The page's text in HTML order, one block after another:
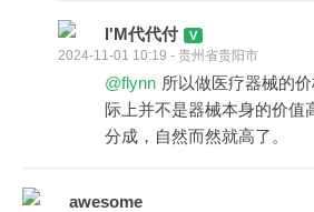
I'M代代付
2024-11-01 10:19 - 贵州省贵阳市
@flynn 所以做医疗器械的
际上并不是器械本身的价值
分成，自然而然就高了。
awesome